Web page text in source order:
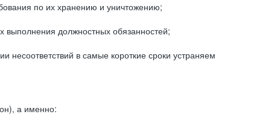
по их хранению и уничтожению;
выполнения должностных обязанностей;
в самые короткие сроки устраняем
а именно: